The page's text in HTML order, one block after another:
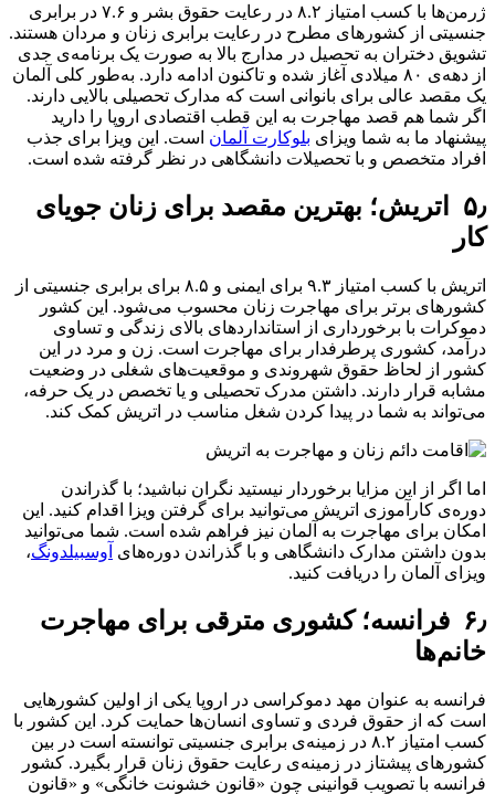
ژرمن‌ها با کسب امتیاز ۸.۲ در رعایت حقوق بشر و ۷.۶ در برابری
جنسیتی از کشورهای مطرح در رعایت برابری زنان و مردان هستند.
تشویق دختران به تحصیل در مدارج بالا به صورت یک برنامه‌ی جدی
از دهه‌ی ۸۰ میلادی آغاز شده و تاکنون ادامه دارد. به‌طور کلی آلمان
یک مقصد عالی برای بانوانی است که مدارک تحصیلی بالایی دارند.
اگر شما هم قصد مهاجرت به این قطب اقتصادی اروپا را دارید
پیشنهاد ما به شما ویزای بلوکارت آلمان است. این ویزا برای جذب
افراد متخصص و با تحصیلات دانشگاهی در نظر گرفته شده است.
۵٫ اتریش؛ بهترین مقصد برای زنان جویای
کار
اتریش با کسب امتیاز ۹.۳ برای ایمنی و ۸.۵ برای برابری جنسیتی از
کشورهای برتر برای مهاجرت زنان محسوب می‌شود. این کشور
دموکرات با برخورداری از استانداردهای بالای زندگی و تساوی
درآمد، کشوری پرطرفدار برای مهاجرت است. زن و مرد در این
کشور از لحاظ حقوق شهروندی و موقعیت‌های شغلی در وضعیت
مشابه قرار دارند. داشتن مدرک تحصیلی و یا تخصص در یک حرفه،
می‌تواند به شما در پیدا کردن شغل مناسب در اتریش کمک کند.
اما اگر از این مزایا برخوردار نیستید نگران نباشید؛ با گذراندن
دوره‌ی کارآموزی اتریش می‌توانید برای گرفتن ویزا اقدام کنید. این
امکان برای مهاجرت به آلمان نیز فراهم شده است. شما می‌توانید
بدون داشتن مدارک دانشگاهی و با گذراندن دوره‌های آوسبیلدونگ،
ویزای آلمان را دریافت کنید.
۶٫ فرانسه؛ کشوری مترقی برای مهاجرت
خانم‌ها
فرانسه به عنوان مهد دموکراسی در اروپا یکی از اولین کشورهایی
است که از حقوق فردی و تساوی انسان‌ها حمایت کرد. این کشور با
کسب امتیاز ۸.۲ در زمینه‌ی برابری جنسیتی توانسته است در بین
کشورهای پیشتاز در زمینه‌ی رعایت حقوق زنان قرار بگیرد. کشور
فرانسه با تصویب قوانینی چون «قانون خشونت خانگی» و «قانون